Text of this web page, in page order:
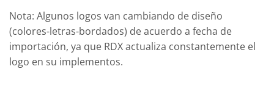
Nota: Algunos logos van cambiando de diseño
(colores-letras-bordados) de acuerdo a fecha de
importación, ya que RDX actualiza constantemente el
logo en su implementos.